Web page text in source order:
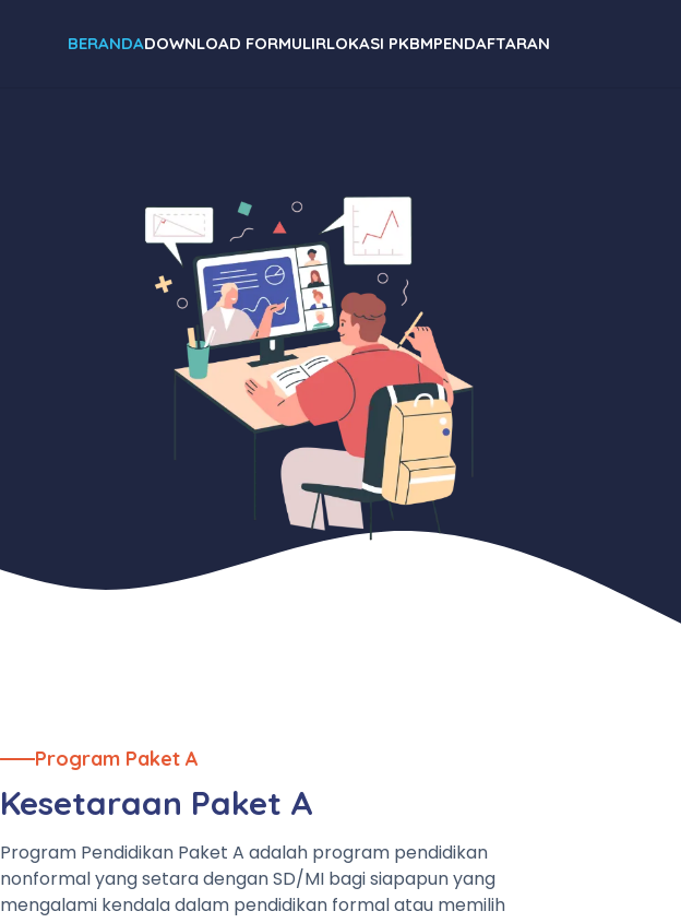
BERANDADOWNLOAD FORMULIRLOKASI PKBMPENDAFTARAN
Program Paket A
Kesetaraan Paket A
Program Pendidikan Paket A adalah program pendidikan
nonformal yang setara dengan SD/MI bagi siapapun yang
mengalami kendala dalam pendidikan formal atau memilih